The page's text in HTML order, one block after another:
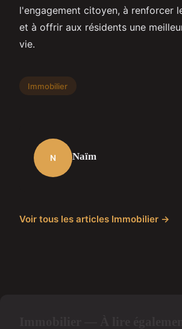
l'engagement citoyen, à renforcer
et à offrir aux résidents une
vie.
Immobilier
N Naïm
Voir tous les articles Immobilier →